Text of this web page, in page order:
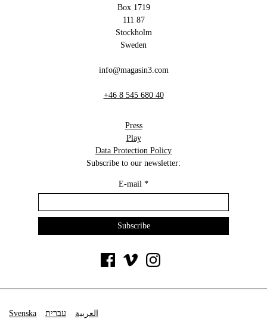
Box 1719
111 87
Stockholm
Sweden
info@magasin3.com
+46 8 545 680 40
Press
Play
Data Protection Policy
Subscribe to our newsletter:
E-mail *
Svenska עברית العربية